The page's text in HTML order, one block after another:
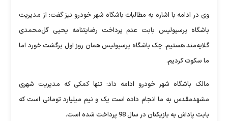
وی در ادامه با اشاره به مطالبات باشگاه شهر خودرو نیز گفت: از مدیریت
باشگاه پرسپولیس بابت عدم پرداخت رضایتنامه یحیی گل‌محمدی
گلایه‌مند هستیم. چک باشگاه پرسپولیس همان روز اول برگشت خورد اما
ما سکوت کردیم.
مالک باشگاه شهر خودرو ادامه داد: تنها کمکی که مدیریت شهری
مشهدمقدس به ما انجام داده است یک و نیم میلیارد تومانی است که
بابت پاداش به بازیکنان در سال 98 پرداخت شده است.